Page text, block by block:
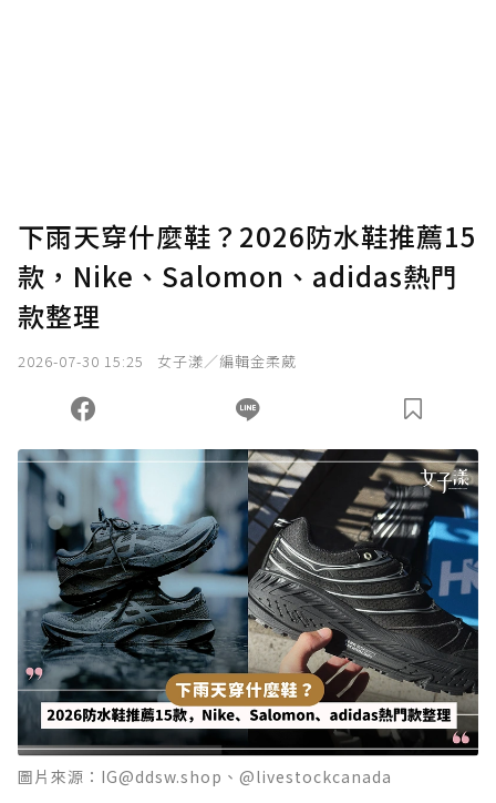
下雨天穿什麼鞋？2026防水鞋推薦15
款，Nike、Salomon、adidas熱門
款整理
2026-07-30 15:25 女子漾／編輯金柔葳
圖片來源：IG@ddsw.shop、@livestockcanada